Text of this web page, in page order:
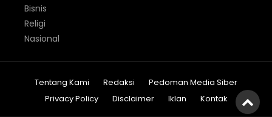
Bisnis
Religi
Nasional
Tentang Kami Redaksi
Pedoman Media Siber
Privacy Policy
Disclaimer Iklan Kontak